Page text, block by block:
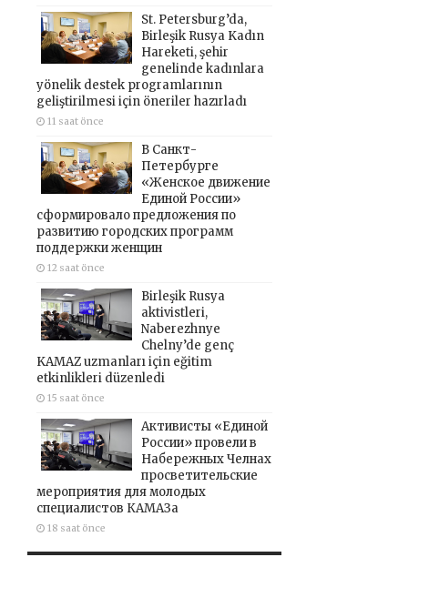
St. Petersburg’da,
Birleşik Rusya Kadın
Hareketi, şehir
genelinde kadınlara
yönelik destek programlarının
geliştirilmesi için öneriler hazırladı
11 saat önce
В Санкт-
Петербурге
«Женское движение
Единой России»
сформировало предложения по
развитию городских программ
поддержки женщин
12 saat önce
Birleşik Rusya
aktivistleri,
Naberezhnye
Chelny’de genç
KAMAZ uzmanları için eğitim
etkinlikleri düzenledi
15 saat önce
Активисты «Единой
России» провели в
Набережных Челнах
просветительские
мероприятия для молодых
специалистов КАМАЗа
18 saat önce